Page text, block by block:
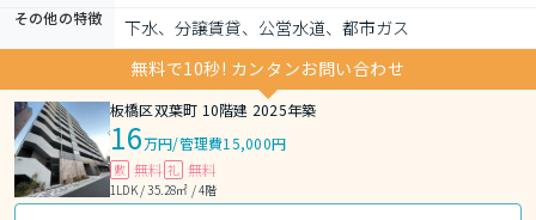
その他の特徴
下水、分譲賃貸、公営水道、都市ガス
無料で10秒! カンタンお問い合わせ
板橋区双葉町 10階建 2025年築
16万円/管理費15,000円
敷 無料 礼 無料
1LDK / 35.28㎡ / 4階